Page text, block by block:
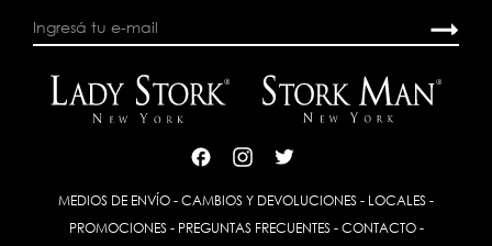
MEDIOS DE ENVÍO - CAMBIOS Y DEVOLUCIONES - LOCALES -
PROMOCIONES- PREGUNTAS FRECUENTES- CONTACTO-